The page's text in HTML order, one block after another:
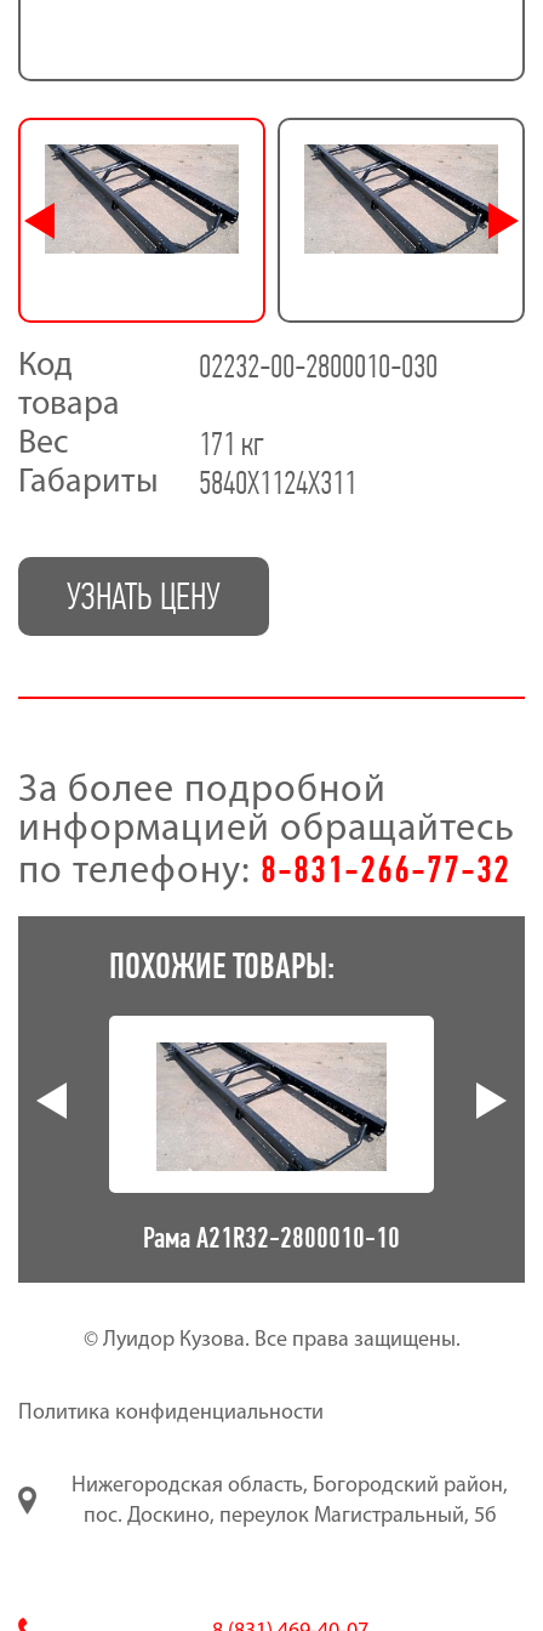
Код
товара
02232-00-2800010-030
Вес 171 кг
Габариты 5840X1124X311
УЗНАТЬ ЦЕНУ
За более подробной
информацией обращайтесь
по телефону: 8-831-266-77-32
ПОХОЖИЕ ТОВАРЫ:
Рама А21R32-2800010-10
© Луидор Кузова. Все права защищены.
Политика конфиденциальности
Нижегородская область, Богородский район,
пос. Доскино, переулок Магистральный, 5б